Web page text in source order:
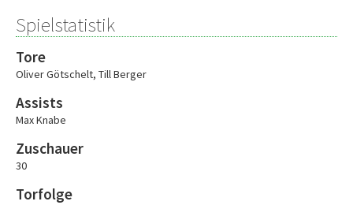
Spielstatistik
Tore
Oliver Götschelt, Till Berger
Assists
Max Knabe
Zuschauer
30
Torfolge